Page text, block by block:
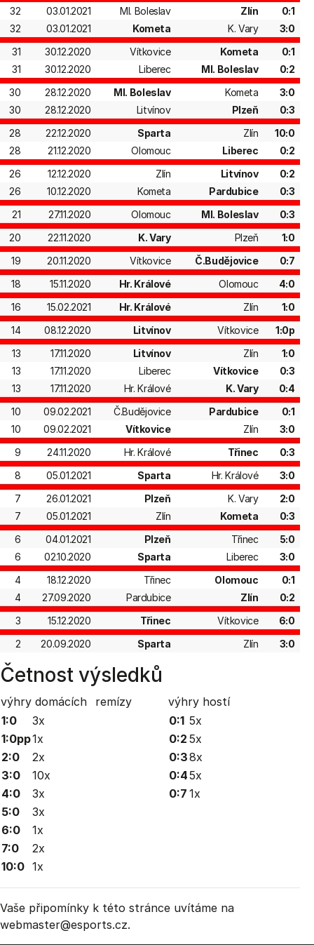
32
03.01.2021 Ml. Boleslav Zlín
0:1
32
03.01.2021 Kometa K. Vary
3:0
31
30.12.2020 Vítkovice Kometa
0:1
31
30.12.2020 Liberec Ml. Boleslav
0:2
30
28.12.2020 Ml. Boleslav Kometa
3:0
30
28.12.2020 Litvínov Plzeň
0:3
28
22.12.2020 Sparta Zlín
10:0
28
21.12.2020 Olomouc Liberec
0:2
26
12.12.2020 Zlín Litvínov
0:2
26
10.12.2020 Kometa Pardubice
0:3
21
27.11.2020 Olomouc Ml. Boleslav
0:3
20
22.11.2020 K. Vary Plzeň
1:0
19
20.11.2020 Vítkovice Č.Budějovice
0:7
18
15.11.2020 Hr. Králové Olomouc
4:0
16
15.02.2021 Hr. Králové Zlín
1:0
14
08.12.2020 Litvínov Vítkovice
1:0p
13
17.11.2020 Litvínov Zlín
1:0
13
17.11.2020 Liberec Vítkovice
0:3
13
17.11.2020 Hr. Králové K. Vary
0:4
10
09.02.2021 Č.Budějovice Pardubice
0:1
10
09.02.2021 Vítkovice Zlín
3:0
9
24.11.2020 Hr. Králové Třinec
0:3
8
05.01.2021 Sparta Hr. Králové
3:0
7
26.01.2021 Plzeň K. Vary
2:0
7
05.01.2021 Zlín Kometa
0:3
6
04.01.2021 Plzeň Třinec
5:0
6
02.10.2020 Sparta Liberec
3:0
4
18.12.2020 Třinec Olomouc
0:1
4
27.09.2020 Pardubice Zlín
0:2
3
15.12.2020 Třinec Vítkovice
6:0
2
20.09.2020 Sparta Zlín 3:0
Četnost výsledků
výhry domácích remízy výhry hostí
1:0
3x
1:0pp1x
2:0
2x
3:0
10x
4:0
3x
5:0
3x
6:0
1x
7:0
2x
10:0 1x
0:1 5x
0:2 5x
0:38x
0:45x
0:7 1x
Vaše připomínky k této stránce uvítáme na
webmaster@esports.cz.